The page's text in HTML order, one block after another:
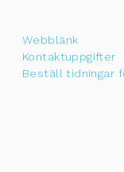
Webblänk
Kontaktuppgifter
Beställ tidningar